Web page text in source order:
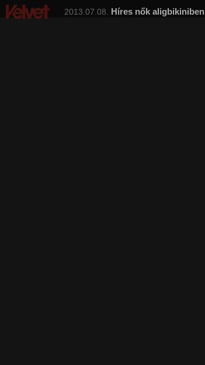
Híres nők aligbikiniben
2013.07.08.